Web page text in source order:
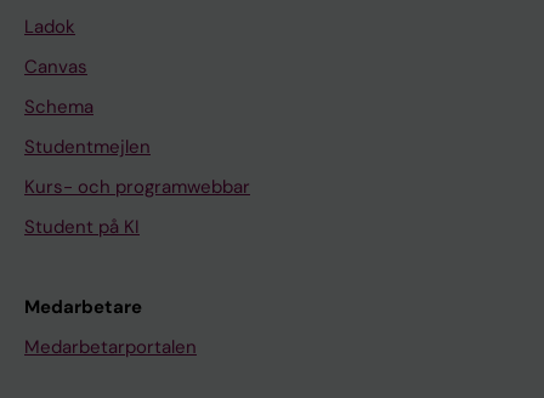
Ladok
Canvas
Schema
Studentmejlen
Kurs- och programwebbar
Student på KI
Medarbetare
Medarbetarportalen